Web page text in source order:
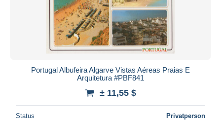
Übernehmen
Portugal Albufeira Algarve Vistas Aéreas Praias E
Arquitetura #PBF841
± 11,55 $
Status Privatperson